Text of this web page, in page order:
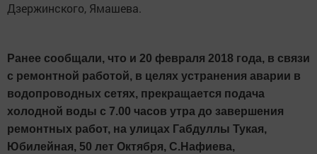
Дзержинского, Ямашева.
Ранее сообщали, что и 20 февраля 2018 года, в связи
с ремонтной работой, в целях устранения аварии в
водопроводных сетях, прекращается подача
холодной воды с 7.00 часов утра до завершения
ремонтных работ, на улицах Габдуллы Тукая,
Юбилейная, 50 лет Октября, С.Нафиева,